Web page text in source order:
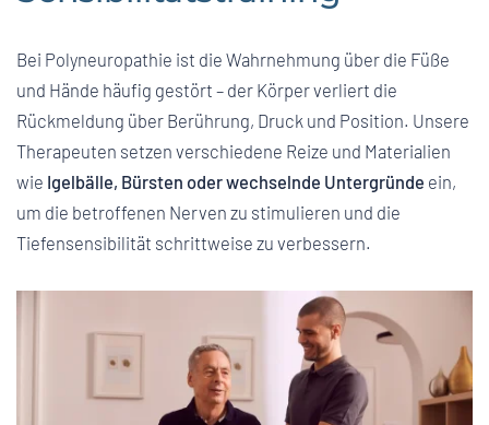
Bei Polyneuropathie ist die Wahrnehmung über die Füße
und Hände häufig gestört – der Körper verliert die
Rückmeldung über Berührung, Druck und Position. Unsere
Therapeuten setzen verschiedene Reize und Materialien
wie Igelbälle, Bürsten oder wechselnde Untergründe ein,
um die betroffenen Nerven zu stimulieren und die
Tiefensensibilität schrittweise zu verbessern.